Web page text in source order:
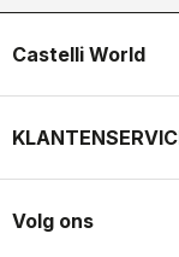
Castelli World
Volg ons